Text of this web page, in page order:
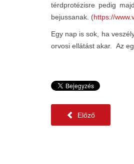
térdprotézisre pedig
bejussanak. (https://
Egy nap is sok, ha
orvosi ellátást akar. Az
Előző